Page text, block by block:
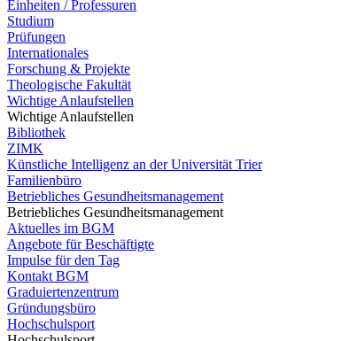
Einheiten / Professuren
Studium
Prüfungen
Internationales
Forschung & Projekte
Theologische Fakultät
Wichtige Anlaufstellen
Wichtige Anlaufstellen
Bibliothek
ZIMK
Künstliche Intelligenz an der Universität Trier
Familienbüro
Betriebliches Gesundheitsmanagement
Betriebliches Gesundheitsmanagement
Aktuelles im BGM
Angebote für Beschäftigte
Impulse für den Tag
Kontakt BGM
Graduiertenzentrum
Gründungsbüro
Hochschulsport